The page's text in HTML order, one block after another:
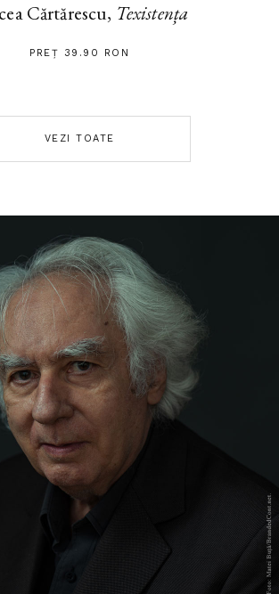
Cărtărescu, Texistența
PREȚ 39.90 RON
VEZI TOATE